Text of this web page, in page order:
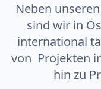
Neben
sind wir in
international
von Projekten
hin zu